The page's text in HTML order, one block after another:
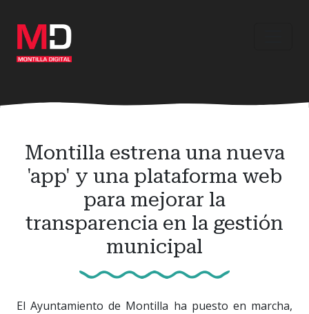
contenido
principal
Montilla estrena una nueva
'app' y una plataforma web
para mejorar la
transparencia en la gestión
municipal
El Ayuntamiento de Montilla ha puesto en marcha,